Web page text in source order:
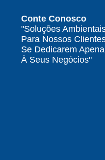
Por que contratar
resíduos classe I é
indústria
Por que escolher
gerenciamento de
Conte Conosco
"Soluções
Para Nossos
Se Dedicarem
À Seus Negócios"